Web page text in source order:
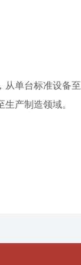
单台标准设备
产制造领域。